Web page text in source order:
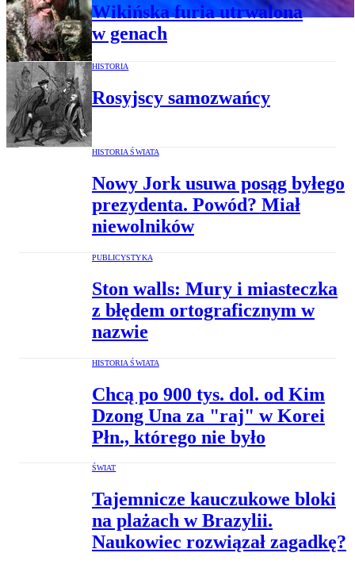
Wikińska furia utrwalona
w genach
HISTORIA
Rosyjscy samozwańcy
HISTORIA ŚWIATA
Nowy Jork usuwa posąg byłego
prezydenta. Powód? Miał
niewolników
PUBLICYSTYKA
Ston walls: Mury i miasteczka
z błędem ortograficznym w
nazwie
HISTORIA ŚWIATA
Chcą po 900 tys. dol. od Kim
Dzong Una za "raj" w Korei
Płn., którego nie było
ŚWIAT
Tajemnicze kauczukowe bloki
na plażach w Brazylii.
Naukowiec rozwiązał zagadkę?